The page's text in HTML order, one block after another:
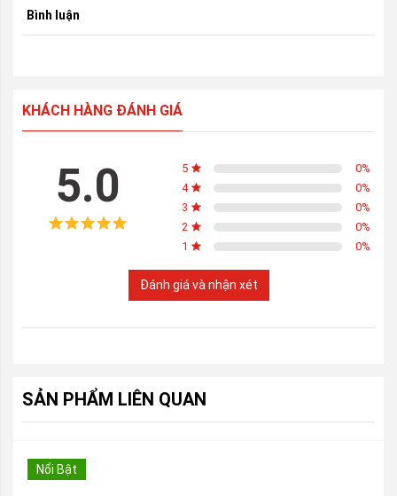
Bình luận
KHÁCH HÀNG ĐÁNH GIÁ
5.0 5 0%
4
0%
3
0%
2
0%
1
0%
Đánh giá và nhận xét
SẢN PHẨM LIÊN QUAN
Nổi Bật